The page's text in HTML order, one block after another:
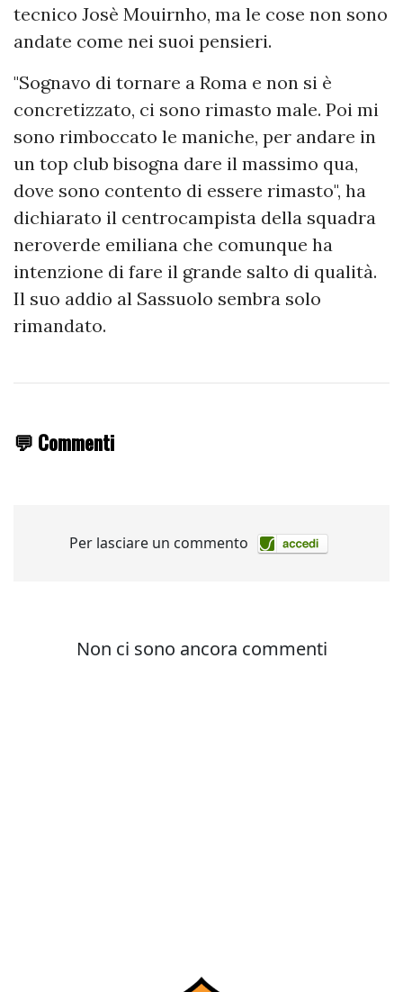
tecnico Josè Mouirnho, ma le cose non sono
andate come nei suoi pensieri.
"Sognavo di tornare a Roma e non si è
concretizzato, ci sono rimasto male. Poi mi
sono rimboccato le maniche, per andare in
un top club bisogna dare il massimo qua,
dove sono contento di essere rimasto", ha
dichiarato il centrocampista della squadra
neroverde emiliana che comunque ha
intenzione di fare il grande salto di qualità.
Il suo addio al Sassuolo sembra solo
rimandato.
💬 Commenti